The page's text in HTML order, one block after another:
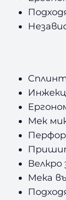
Мек
Велкро
Мека